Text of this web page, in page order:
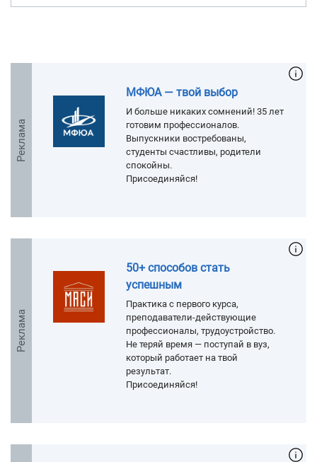
Реклама
МФЮА — твой выбор
И больше никаких сомнений! 35 лет
готовим профессионалов.
Выпускники востребованы,
студенты счастливы, родители
спокойны.
Присоединяйся!
Реклама
50+ способов стать
успешным
Практика с первого курса,
преподаватели-действующие
профессионалы, трудоустройство.
Не теряй время — поступай в вуз,
который работает на твой
результат.
Присоединяйся!